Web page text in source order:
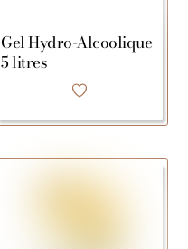
Gel Hydro-Alcoolique
5 litres